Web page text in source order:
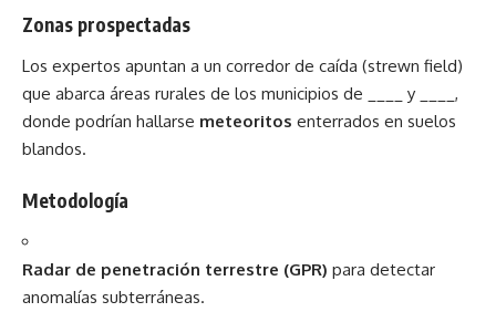
Zonas prospectadas
Los expertos apuntan a un corredor de caída (strewn field)
que abarca áreas rurales de los municipios de ____ y ____,
donde podrían hallarse meteoritos enterrados en suelos
blandos.
Metodología
Radar de penetración terrestre (GPR) para detectar
anomalías subterráneas.